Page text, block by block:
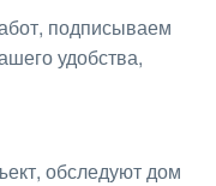
подписываем
удобства,
обследуют дом